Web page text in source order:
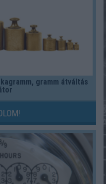
gramm átváltás